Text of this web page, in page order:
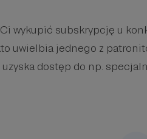
wykupić subskrypcję u
uwielbia jednego z
dostęp do np.